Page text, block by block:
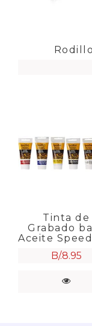
Tinta de
Grabado
Aceite
B/.8.95